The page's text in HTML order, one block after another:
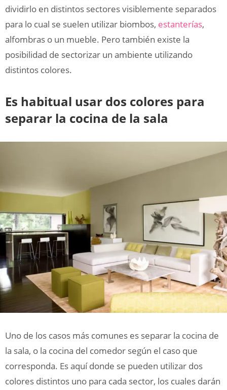
dividirlo en distintos sectores visiblemente separados
para lo cual se suelen utilizar biombos, estanterías,
alfombras o un mueble. Pero también existe la
posibilidad de sectorizar un ambiente utilizando
distintos colores.
Es habitual usar dos colores para
separar la cocina de la sala
Uno de los casos más comunes es separar la cocina de
la sala, o la cocina del comedor según el caso que
corresponda. Es aquí donde se pueden utilizar dos
colores distintos uno para cada sector, los cuales darán